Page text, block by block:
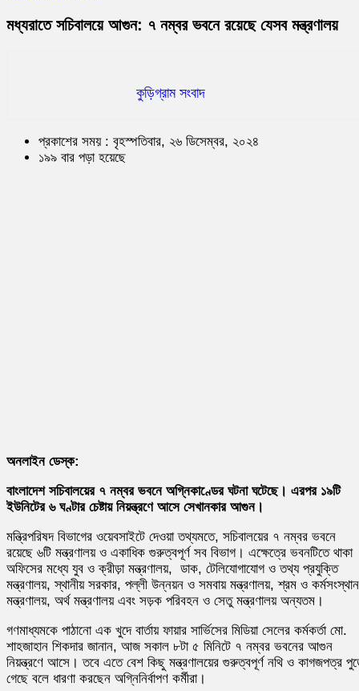
মধ্যরাতে সচিবালয়ে আগুন: ৭ নম্বর ভবনে রয়েছে যেসব মন্ত্রণালয়
কুড়িগ্রাম সংবাদ
প্রকাশের সময় : বৃহস্পতিবার, ২৬ ডিসেম্বর, ২০২৪
১৯৯ বার পড়া হয়েছে
অনলাইন ডেস্ক:
বাংলাদেশ সচিবালয়ের ৭ নম্বর ভবনে অগ্নিকাণ্ডের ঘটনা ঘটেছে। এরপর ১৯টি
ইউনিটের ৬ ঘণ্টার চেষ্টায় নিয়ন্ত্রণে আসে সেখানকার আগুন।
মন্ত্রিপরিষদ বিভাগের ওয়েবসাইটে দেওয়া তথ্যমতে, সচিবালয়ের ৭ নম্বর ভবনে
রয়েছে ৬টি মন্ত্রণালয় ও একাধিক গুরুত্বপূর্ণ সব বিভাগ। এক্ষেত্রে ভবনটিতে থাকা
অফিসের মধ্যে যুব ও ক্রীড়া মন্ত্রণালয়, ডাক, টেলিযোগাযোগ ও তথ্য প্রযুক্তি
মন্ত্রণালয়, স্থানীয় সরকার, পল্লী উন্নয়ন ও সমবায় মন্ত্রণালয়, শ্রম ও কর্মসংস্থান
মন্ত্রণালয়, অর্থ মন্ত্রণালয় এবং সড়ক পরিবহন ও সেতু মন্ত্রণালয় অন্যতম।
গণমাধ্যমকে পাঠানো এক খুদে বার্তায় ফায়ার সার্ভিসের মিডিয়া সেলের কর্মকর্তা মো.
শাহজাহান শিকদার জানান, আজ সকাল ৮টা ৫ মিনিটে ৭ নম্বর ভবনের আগুন
নিয়ন্ত্রণে আসে। তবে এতে বেশ কিছু মন্ত্রণালয়ের গুরুত্বপূর্ণ নথি ও কাগজপত্র
গেছে বলে ধারণা করছেন অগ্নিনির্বাপণ কর্মীরা।